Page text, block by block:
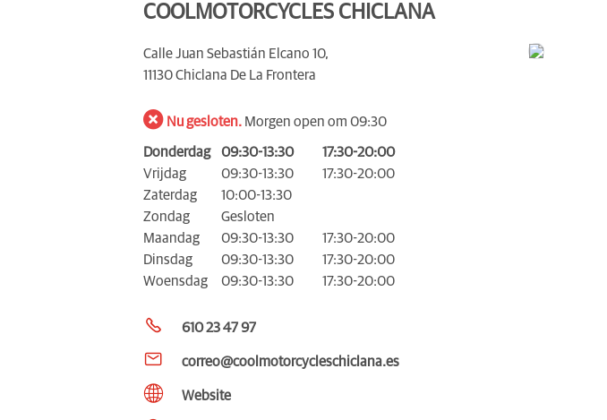
COOLMOTORCYCLES CHICLANA
Calle Juan Sebastián Elcano 10,
11130 Chiclana De La Frontera
Nu gesloten. Morgen open om 09:30
Donderdag 09:30-13:30
17:30-20:00
Vrijdag
09:30-13:30
17:30-20:00
Zaterdag
10:00-13:30
Zondag
Gesloten
Maandag
09:30-13:30
17:30-20:00
Dinsdag
09:30-13:30
17:30-20:00
Woensdag
09:30-13:30 17:30-20:00
610 23 47 97
correo@coolmotorcycleschiclana.es
Website